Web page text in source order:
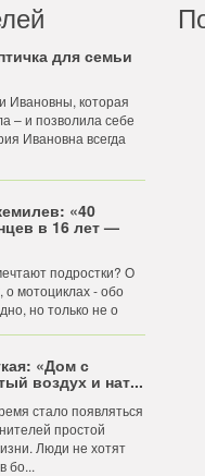
для семьи
Ивановны, которая
– и позволила себе
Ивановна всегда
«40
в 16 лет —
подростки? О
о мотоциклах - обо
но только не о
«Дом с
воздух и нат...
стало появляться
простой
Люди не хотят
бо...